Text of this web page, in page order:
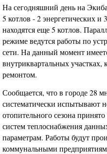
На сегодняшний день на
5 котлов - 2 энергетических
находятся еще 5 котлов.
режиме ведутся работы по
сети. На данный момент
внутриквартальных
ремонтом.
Сообщается, что в городе 28
систематически испытывают
отопительного сезона
систем теплоснабжения
параметрам. Работы будут
коммунальными